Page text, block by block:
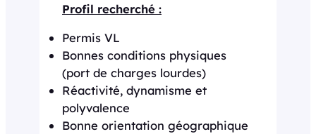
Profil recherché :
Permis VL
Bonnes conditions physiques
(port de charges lourdes)
Réactivité, dynamisme et
polyvalence
Bonne orientation géographique